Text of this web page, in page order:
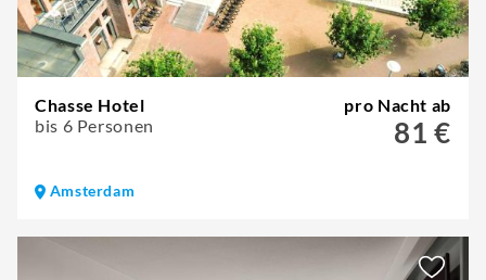
Chasse Hotel
bis 6 Personen
pro Nacht ab
81 €
Amsterdam